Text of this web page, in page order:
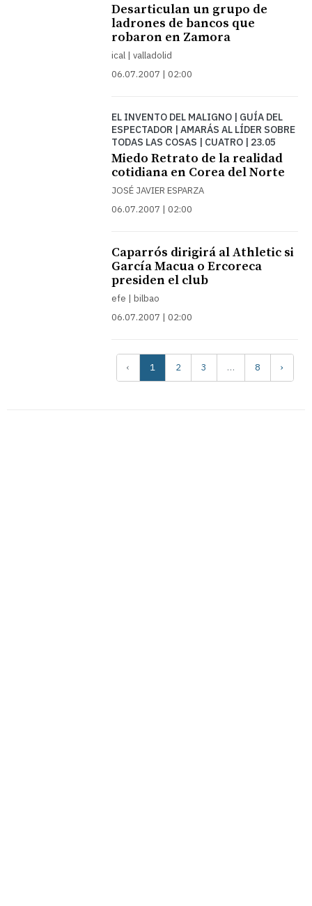
Desarticulan un grupo de
ladrones de bancos que
robaron en Zamora
ical | valladolid
06.07.2007 | 02:00
EL INVENTO DEL MALIGNO | GUÍA DEL
ESPECTADOR | AMARÁS AL LÍDER SOBRE
TODAS LAS COSAS | CUATRO | 23.05
Miedo Retrato de la realidad
cotidiana en Corea del Norte
JOSÉ JAVIER ESPARZA
06.07.2007 | 02:00
Caparrós dirigirá al Athletic si
García Macua o Ercoreca
presiden el club
efe | bilbao
06.07.2007 | 02:00
‹ 1 2 3 … 8 ›